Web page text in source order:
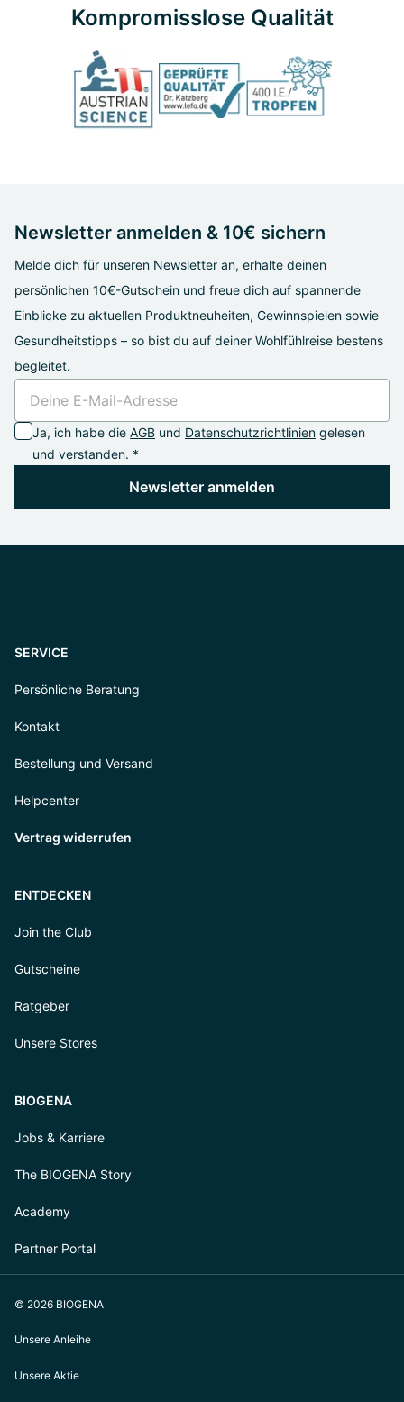
Kompromisslose Qualität
Newsletter anmelden & 10€ sichern
Melde dich für unseren Newsletter an, erhalte deinen
persönlichen 10€-Gutschein und freue dich auf spannende
Einblicke zu aktuellen Produktneuheiten, Gewinnspielen sowie
Gesundheitstipps – so bist du auf deiner Wohlfühlreise bestens
begleitet.
Ja, ich habe die AGB und Datenschutzrichtlinien gelesen
und verstanden. *
Newsletter anmelden
SERVICE
Persönliche Beratung
Kontakt
Bestellung und Versand
Helpcenter
Vertrag widerrufen
ENTDECKEN
Join the Club
Gutscheine
Ratgeber
Unsere Stores
BIOGENA
Jobs & Karriere
The BIOGENA Story
Academy
Partner Portal
© 2026 BIOGENA
Unsere Anleihe
Unsere Aktie